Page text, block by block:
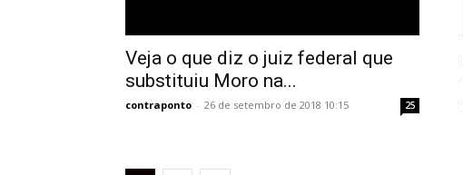
Veja o que diz o juiz federal que
substituiu Moro na...
contraponto - 26 de setembro de 2018 10:15 25